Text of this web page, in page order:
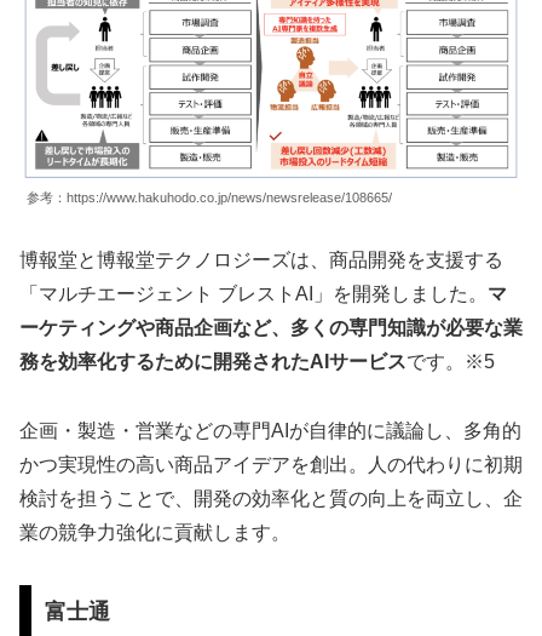
参考：https://www.hakuhodo.co.jp/news/newsrelease/108665/
博報堂と博報堂テクノロジーズは、商品開発を支援する
「マルチエージェント ブレストAI」を開発しました。 マ
ーケティングや商品企画など、多くの専門知識が必要な業
務を効率化するために開発されたAIサービスです。※5
企画・製造・営業などの専門AIが自律的に議論し、多角的
かつ実現性の高い商品アイデアを創出。人の代わりに初期
検討を担うことで、開発の効率化と質の向上を両立し、企
業の競争力強化に貢献します。
富士通